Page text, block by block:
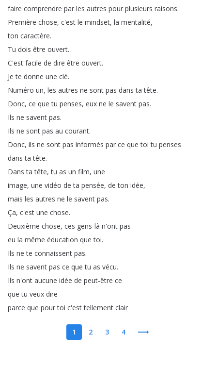
faire comprendre par les autres pour plusieurs raisons.
Première chose, c'est le mindset, la mentalité,
ton caractère.
Tu dois être ouvert.
C'est facile de dire être ouvert.
Je te donne une clé.
Numéro un, les autres ne sont pas dans ta tête.
Donc, ce que tu penses, eux ne le savent pas.
Ils ne savent pas.
Ils ne sont pas au courant.
Donc, ils ne sont pas informés par ce que toi tu penses
dans ta tête.
Dans ta tête,tu as un film, une
image, une vidéo de ta pensée, de ton idée,
mais les autres ne le savent pas.
Ça, c'est une chose.
Deuxième chose, ces gens-là n'ont pas
eu la même éducation que toi.
Ils ne te connaissent pas.
Ils ne savent pas ce que tu as vécu.
Ils n'ont aucune idée de peut-être ce
que tu veux dire
parce que pour toi c'est tellement clair
1 2 3 4